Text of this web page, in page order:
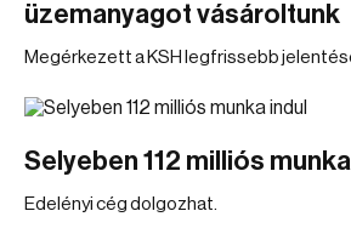
üzemanyagot vásároltunk
Megérkezett a KSH legfrissebb
Selyeben 112 milliós munka
Edelényi cég dolgozhat.